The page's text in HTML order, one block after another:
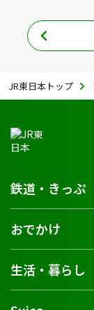
JR東日本トップ
鉄道・きっぷ
おでかけ
生活・暮らし